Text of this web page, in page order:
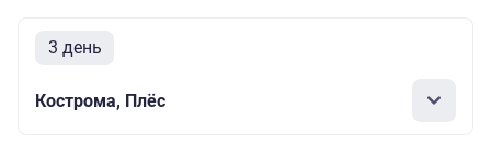
3 день
Кострома, Плёс